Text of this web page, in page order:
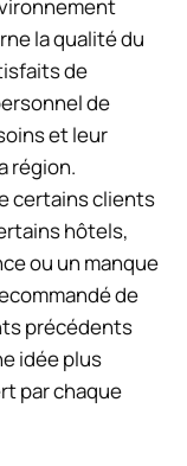
la qualité du
de
de
et leur
région.
certains clients
hôtels,
ou un manque
de
précédents
idée plus
par chaque